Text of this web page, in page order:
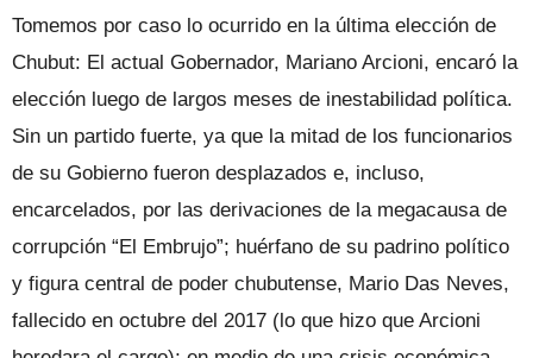
Tomemos por caso lo ocurrido en la última elección de
Chubut: El actual Gobernador, Mariano Arcioni, encaró la
elección luego de largos meses de inestabilidad política.
Sin un partido fuerte, ya que la mitad de los funcionarios
de su Gobierno fueron desplazados e, incluso,
encarcelados, por las derivaciones de la megacausa de
corrupción “El Embrujo”; huérfano de su padrino político
y figura central de poder chubutense, Mario Das Neves,
fallecido en octubre del 2017 (lo que hizo que Arcioni